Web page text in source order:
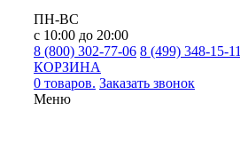
ПН-ВС
с 10:00 до 20:00
8 (800) 302-77-06 8 (499) 348-15-11
КОРЗИНА
0 товаров. Заказать звонок
Меню